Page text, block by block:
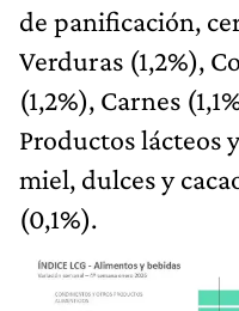
de panificación,
Verduras (1,2%),
(1,2%), Carnes
Productos lácteos
miel, dulces y
(0,1%).